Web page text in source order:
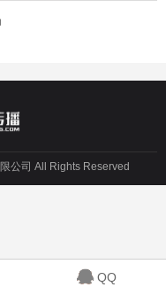
公司 All Rights Reserved
QQ